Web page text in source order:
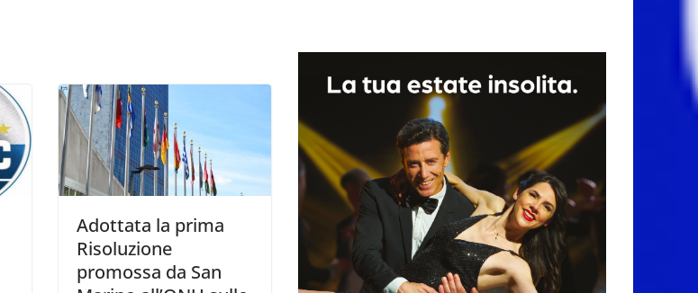
Adottata la prima
Risoluzione
promossa da San